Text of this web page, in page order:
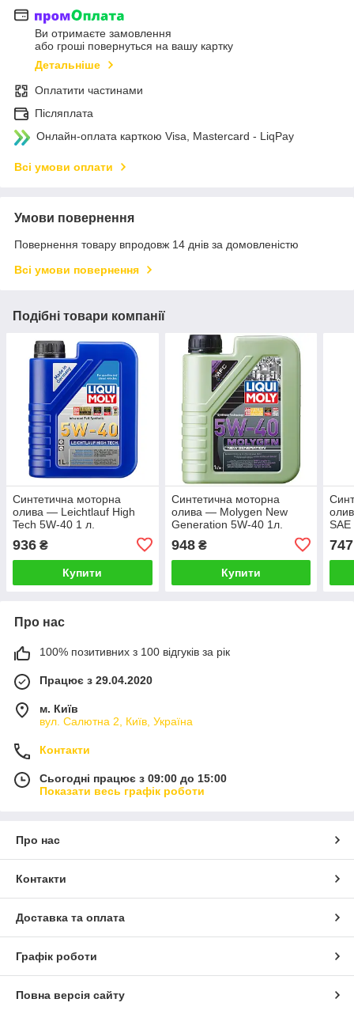
Ви отримаєте замовлення
або гроші повернуться на вашу картку
Детальніше
Оплатити частинами
Післяплата
Онлайн-оплата карткою Visa, Mastercard - LiqPay
Всі умови оплати
Умови повернення
Повернення товару впродовж 14 днів за домовленістю
Всі умови повернення
Подібні товари компанії
Синтетична моторна
олива — Leichtlauf High
Tech 5W-40 1 л.
936 ₴
Купити
Синтетична моторна
олива — Molygen New
Generation 5W-40 1л.
948₴
Купити
747
Про нас
100% позитивних з 100 відгуків за рік
Працює з 29.04.2020
м. Київ
вул. Салютна 2, Київ, Україна
Контакти
Сьогодні працює з 09:00 до 15:00
Показати весь графік роботи
Про нас
Контакти
Доставка та оплата
Графік роботи
Повна версія сайту